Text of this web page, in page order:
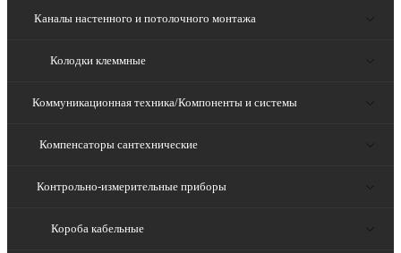
Каналы настенного и потолочного монтажа
Колодки клеммные
Коммуникационная техника/Компоненты и системы
Компенсаторы сантехнические
Контрольно-измерительные приборы
Короба кабельные